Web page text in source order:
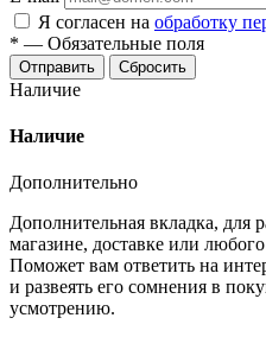
Я согласен на обработку
* — Обязательные поля
Отправить Сбросить
Наличие
Наличие
Дополнительно
Дополнительная вкладка,
магазине, доставке или
Поможет вам ответить на
и развеять его сомнения в
усмотрению.